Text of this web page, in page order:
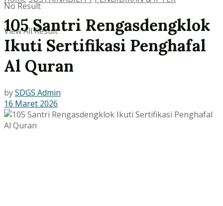
No Result
View All Result
105 Santri Rengasdengklok
Ikuti Sertifikasi Penghafal
Al Quran
bySDGS Admin
16 Maret 2026